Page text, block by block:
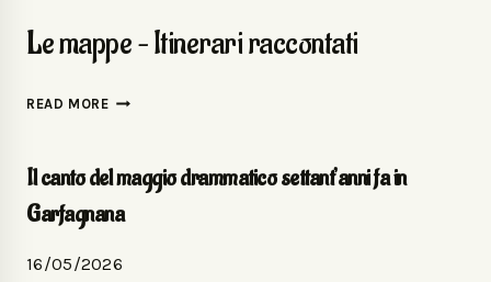
Le mappe – Itinerari raccontati
READ MORE
Il canto del maggio drammatico settant’anni fa in
Garfagnana
16/05/2026